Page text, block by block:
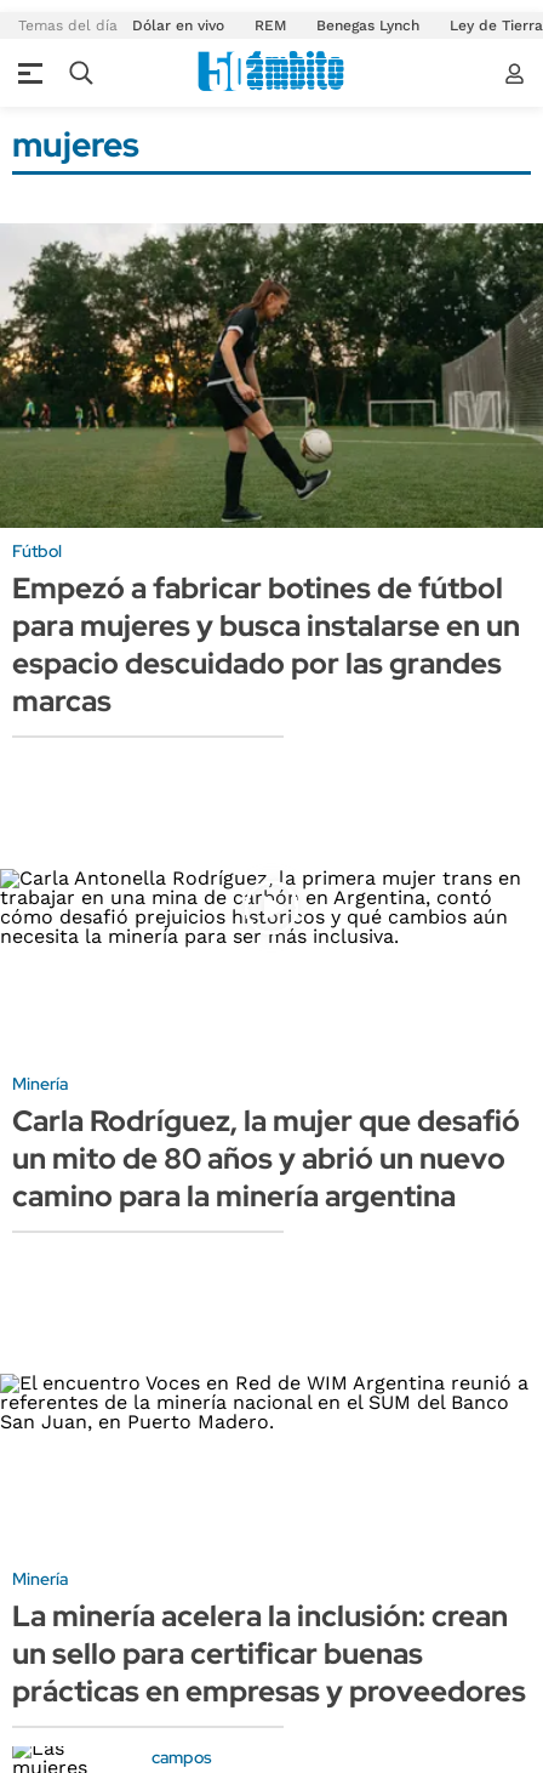
Temas del día Dólar en vivo REM Benegas Lynch Ley de
mujeres
Fútbol
Empezó a fabricar botines de fútbol
para mujeres y busca instalarse en un
espacio descuidado por las grandes
marcas
Minería
Carla Rodríguez, la mujer que desafió
un mito de 80 años y abrió un nuevo
camino para la minería argentina
Minería
La minería acelera la inclusión: crean
un sello para certificar buenas
prácticas en empresas y proveedores
campos